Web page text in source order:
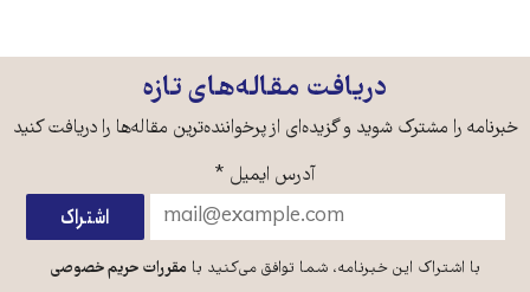
دریافت مقاله‌های تازه
خبرنامه را مشترک شوید و گزیده‌ای از پرخواننده‌ترین مقاله‌ها را دریافت کنید
آدرس ایمیل *
با اشتراک این خبرنامه، شما توافق می‌کنید بامقررات حریم خصوصی